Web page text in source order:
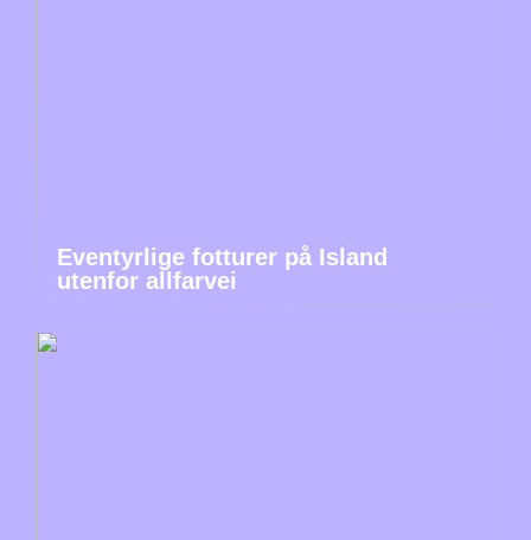
Eventyrlige fotturer på Island
utenfor allfarvei